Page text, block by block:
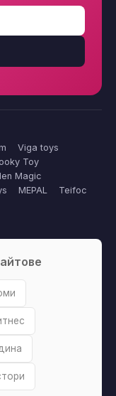
Viga toys
ooky Toy
Magic
MEPAL
Teifoc